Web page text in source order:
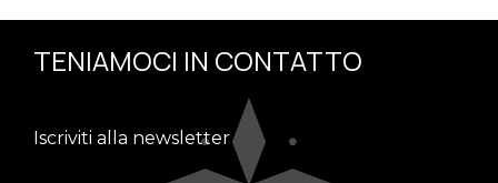
TENIAMOCI IN CONTATTO
Iscriviti alla newsletter